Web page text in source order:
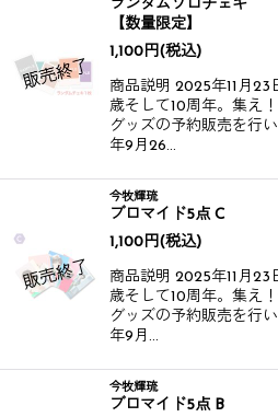
ランダムソロチェキ
【数量限定】
1,100 円(税込)
商品説明 2025年11月
歳そして10周年。集え
グッズの予約販売を行
年9月26…
今牧輝琉
ブロマイド5点 C
1,100 円(税込)
商品説明 2025年11月
歳そして10周年。集え
グッズの予約販売を行
年9月…
今牧輝琉
ブロマイド5点 B